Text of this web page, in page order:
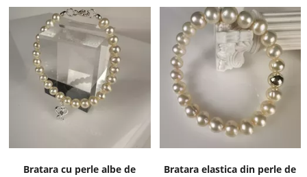
Bratara cu perle albe de
Bratara elastica din perle de